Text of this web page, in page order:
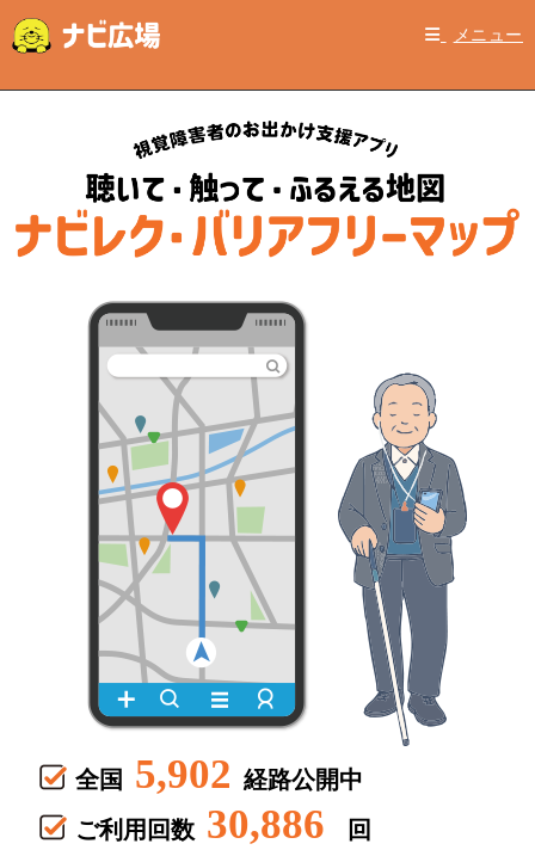
ン
メニュー
全国 5,902 経路公開中
ご利用回数 30,886
回